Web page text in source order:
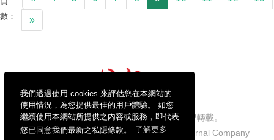
我們透過使用 cookies 來評估您在本網站的
使用情況，為您提供最佳的用戶體驗。 如您
繼續使用本網站所提供之內容或服務，即代表
您已同意我們最新之私隱條款。
了解更多
數：
»
信報財經新聞有限公司版權所有，不得轉載。
Copyright © 2026 Hong Kong Economic Journal Company